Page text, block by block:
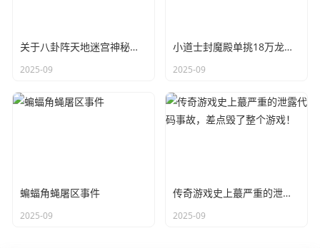
关于八卦阵天地迷宫神秘商店任务的全部流程走法
2025-09
小道士封魔殿单挑18万龙王，拿下高级装备屠龙
2025-09
蝙蝠角蝇屠区事件
2025-09
传奇游戏史上蕞严重的泄露代码事故，差点毁了整个游戏！
2025-09